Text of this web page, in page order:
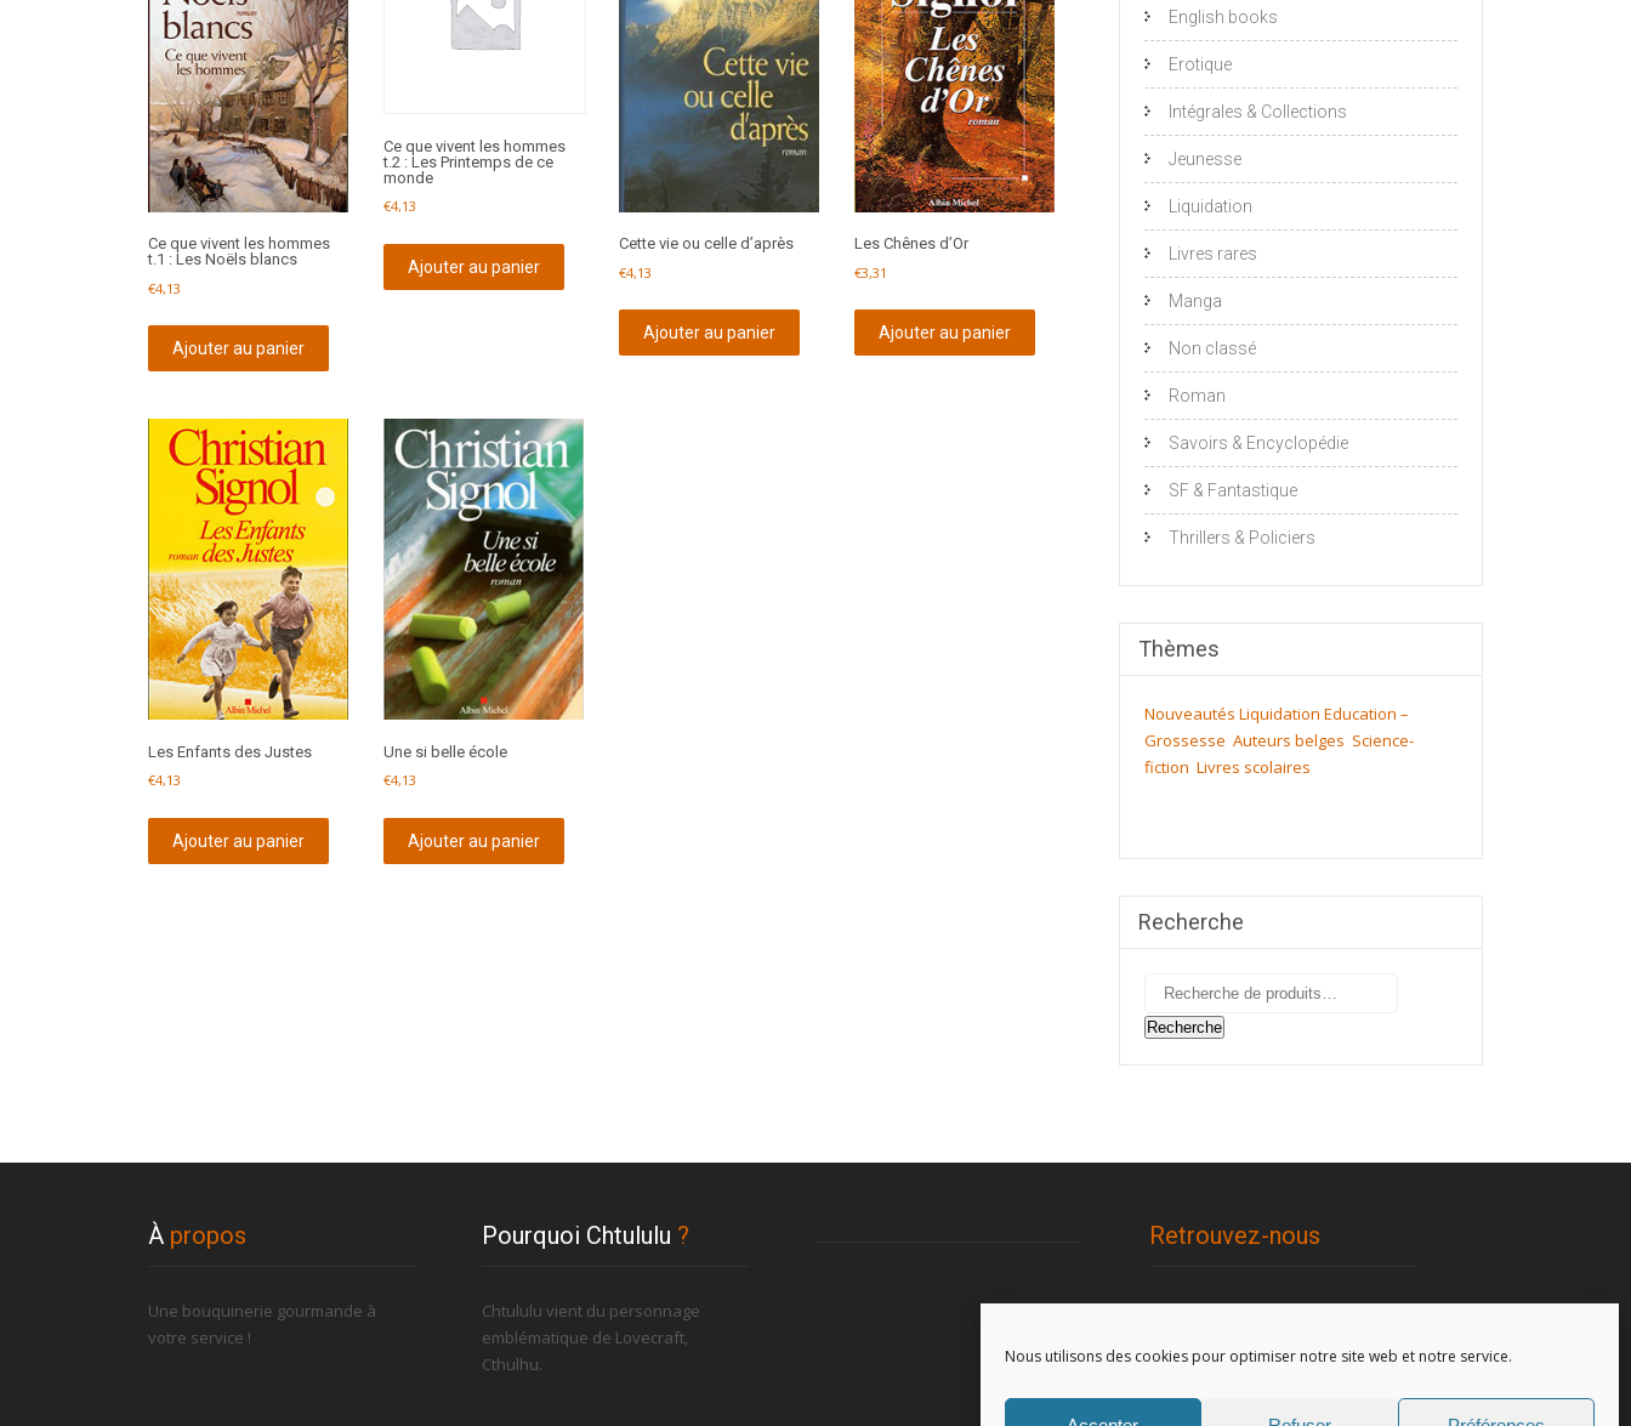
Nous utilisons des cookies pour optimiser notre site web et notre service.
Ce que vivent les hommes
t.1 : Les Noëls blancs
€4,13
Ajouter au panier
Ce que vivent les hommes
t.2 : Les Printemps de ce
monde
€4,13
Ajouter au panier
Cette vie ou celle d’après
€4,13
Ajouter au panier
Les Chênes d’Or
€3,31
Ajouter au panier
Les Enfants des Justes
€4,13
Ajouter au panier
Une si belle école
€4,13
Ajouter au panier
English books
Erotique
Intégrales & Collections
Jeunesse
Liquidation
Livres rares
Manga
Non classé
Roman
Savoirs & Encyclopédie
SF & Fantastique
Thrillers & Policiers
Thèmes
Nouveautés Liquidation Education –
Grossesse Auteurs belges Science-
fiction Livres scolaires
Recherche
Recherche
pour :
Recherche
À propos
Une bouquinerie gourmande à
votre service !
Pourquoi Chtululu ?
Chtululu vient du personnage
emblématique de Lovecraft,
Cthulhu.
Retrouvez-nous
96, rue de la Station à Soignies